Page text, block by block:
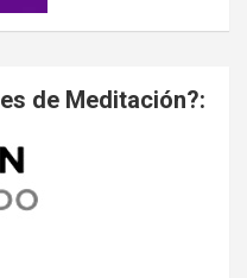
de Meditación?: